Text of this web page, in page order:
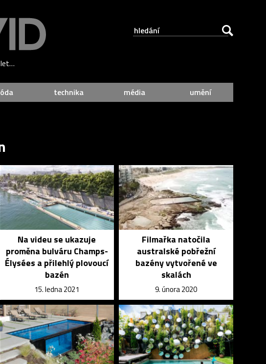
let…
technika média umění
Na videu se ukazuje
proměna bulváru Champs-
Élysées a přilehlý plovoucí
bazén
15. ledna 2021
Filmařka natočila
australské pobřežní
bazény vytvořené ve
skalách
9. února 2020